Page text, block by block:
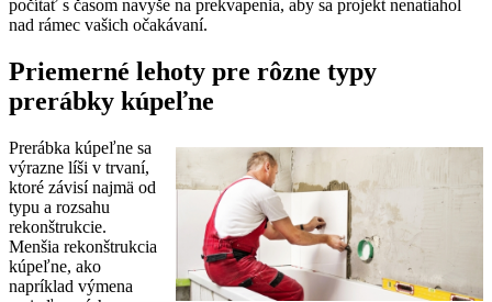
počítať s časom navyše na prekvapenia, aby sa projekt nenatiahol
nad rámec vašich očakávaní.
Priemerné lehoty pre rôzne typy
prerábky kúpeľne
Prerábka kúpeľne sa
výrazne líši v trvaní,
ktoré závisí najmä od
typu a rozsahu
rekonštrukcie.
Menšia rekonštrukcia
kúpeľne, ako
napríklad výmena